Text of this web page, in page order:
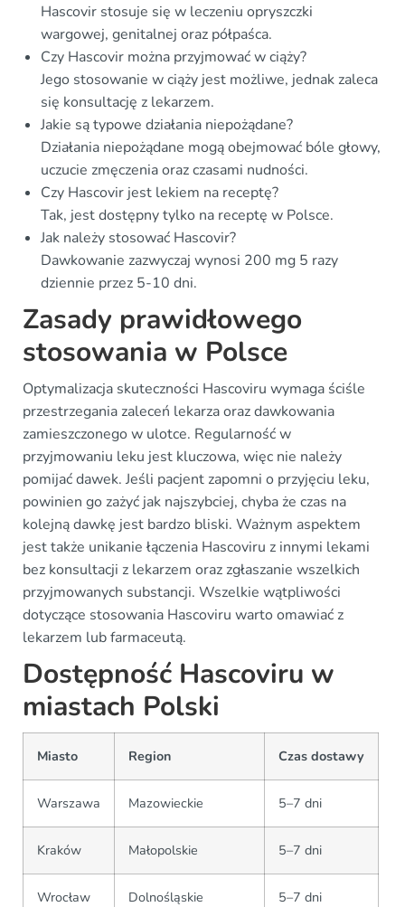
Hascovir stosuje się w leczeniu opryszczki
wargowej, genitalnej oraz półpaśca.
Czy Hascovir można przyjmować w ciąży?
Jego stosowanie w ciąży jest możliwe, jednak zaleca
się konsultację z lekarzem.
Jakie są typowe działania niepożądane?
Działania niepożądane mogą obejmować bóle głowy,
uczucie zmęczenia oraz czasami nudności.
Czy Hascovir jest lekiem na receptę?
Tak, jest dostępny tylko na receptę w Polsce.
Jak należy stosować Hascovir?
Dawkowanie zazwyczaj wynosi 200 mg 5 razy
dziennie przez 5-10 dni.
Zasady prawidłowego
stosowania w Polsce
Optymalizacja skuteczności Hascoviru wymaga ściśle
przestrzegania zaleceń lekarza oraz dawkowania
zamieszczonego w ulotce. Regularność w
przyjmowaniu leku jest kluczowa, więc nie należy
pomijać dawek. Jeśli pacjent zapomni o przyjęciu leku,
powinien go zażyć jak najszybciej, chyba że czas na
kolejną dawkę jest bardzo bliski. Ważnym aspektem
jest także unikanie łączenia Hascoviru z innymi lekami
bez konsultacji z lekarzem oraz zgłaszanie wszelkich
przyjmowanych substancji. Wszelkie wątpliwości
dotyczące stosowania Hascoviru warto omawiać z
lekarzem lub farmaceutą.
Dostępność Hascoviru w
miastach Polski
Miasto Region Czas dostawy
Warszawa Mazowieckie 5–7 dni
Kraków Małopolskie 5–7 dni
Wrocław Dolnośląskie 5–7 dni